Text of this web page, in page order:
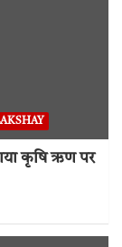
कृषि ऋण पर